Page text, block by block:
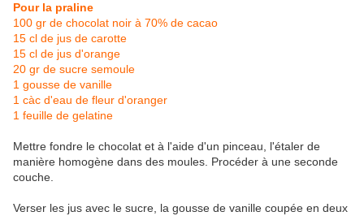
Pour la praline
100 gr de chocolat noir à 70% de cacao
15 cl de jus de carotte
15 cl de jus d'orange
20 gr de sucre semoule
1 gousse de vanille
1 càc d'eau de fleur d'oranger
1 feuille de gelatine
Mettre fondre le chocolat et à l'aide d'un pinceau, l'étaler de
manière homogène dans des moules. Procéder à une seconde
couche.
Verser les jus avec le sucre, la gousse de vanille coupée en deux